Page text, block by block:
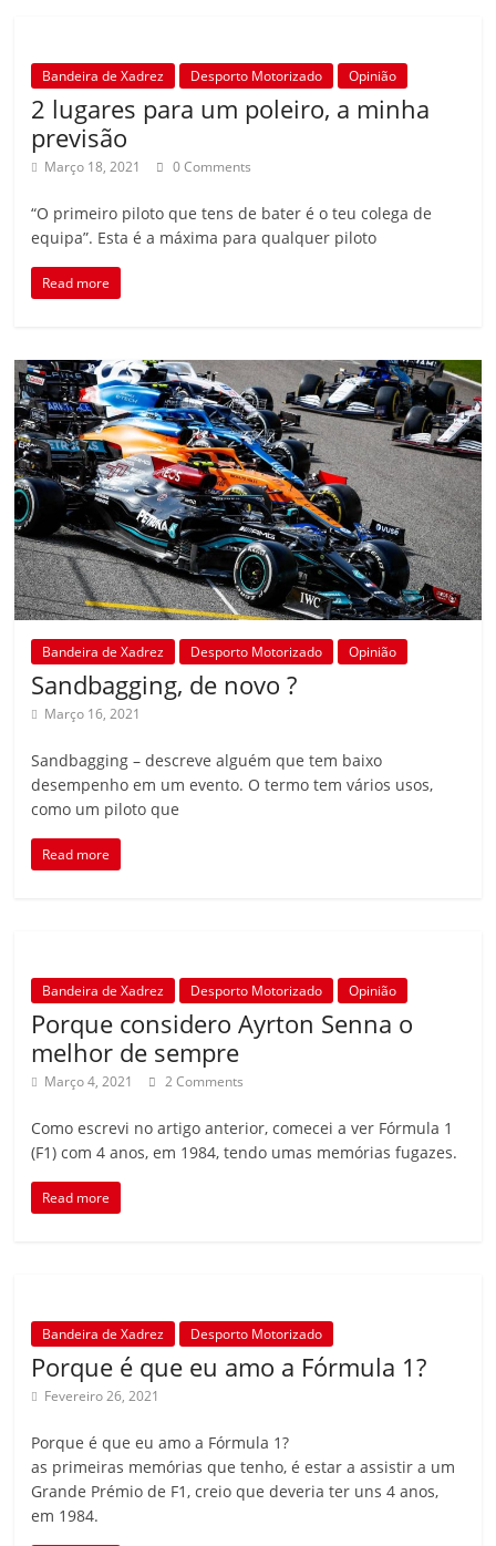
Bandeira de Xadrez Desporto Motorizado Opinião
2 lugares para um poleiro, a minha
previsão
Março 18, 2021 0 Comments
“O primeiro piloto que tens de bater é o teu colega de
equipa”. Esta é a máxima para qualquer piloto
Read more
Bandeira de Xadrez Desporto Motorizado Opinião
Sandbagging, de novo ?
Março 16, 2021
Sandbagging – descreve alguém que tem baixo
desempenho em um evento. O termo tem vários usos,
como um piloto que
Read more
Bandeira de Xadrez Desporto Motorizado Opinião
Porque considero Ayrton Senna o
melhor de sempre
Março 4, 2021 2 Comments
Como escrevi no artigo anterior, comecei a ver Fórmula 1
(F1) com 4 anos, em 1984, tendo umas memórias fugazes.
Read more
Bandeira de Xadrez Desporto Motorizado
Porque é que eu amo a Fórmula 1?
Fevereiro 26, 2021
Porque é que eu amo a Fórmula 1?
as primeiras memórias que tenho, é estar a assistir a um
Grande Prémio de F1, creio que deveria ter uns 4 anos,
em 1984.